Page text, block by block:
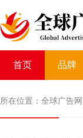
首页 品牌
所在位置： 全球广告网